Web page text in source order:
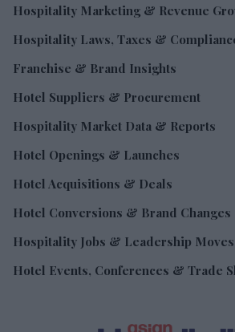
Hospitality Marketing & Revenue
Hospitality Laws, Taxes &
Franchise & Brand Insights
Hotel Suppliers & Procurement
Hospitality Market Data & Reports
Hotel Openings & Launches
Hotel Acquisitions & Deals
Hotel Conversions & Brand Changes
Hospitality Jobs & Leadership Moves
Hotel Events, Conferences & Trade